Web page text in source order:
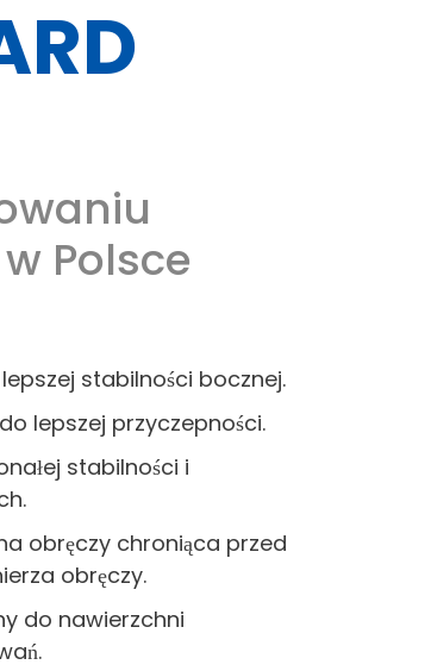
Polsce
stabilności bocznej.
lepszej przyczepności.
stabilności i
obręczy chroniąca przed
obręczy.
do nawierzchni